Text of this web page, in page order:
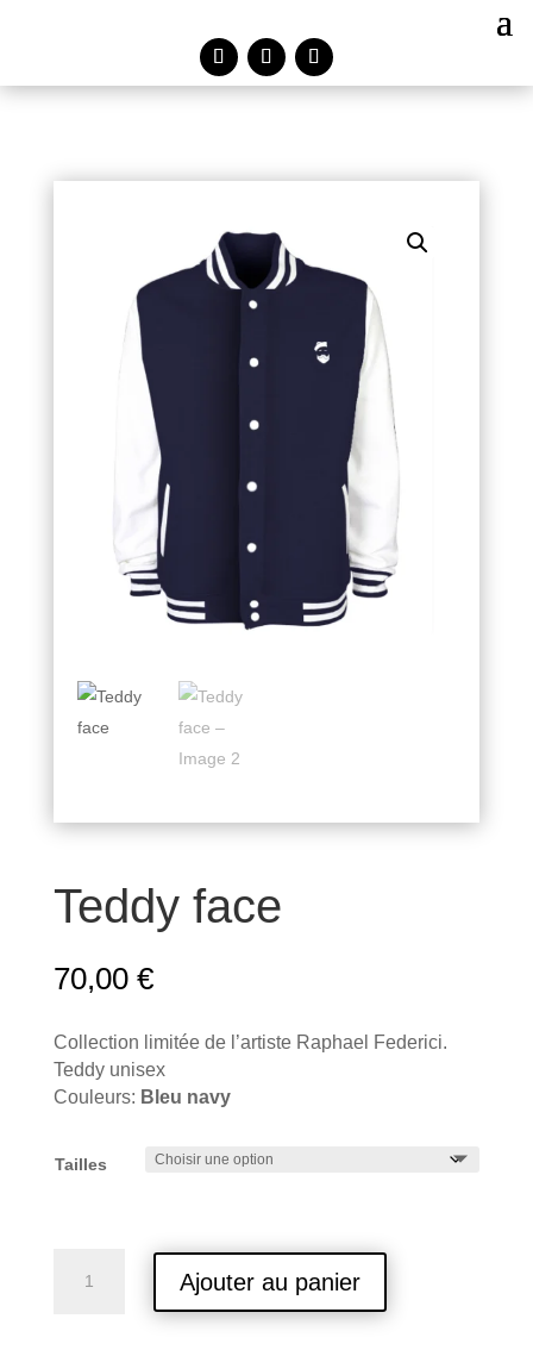
Teddy face
70,00 €
Collection limitée de l’artiste Raphael Federici.
Teddy unisex
Couleurs: Bleu navy
Tailles
Ajouter au panier